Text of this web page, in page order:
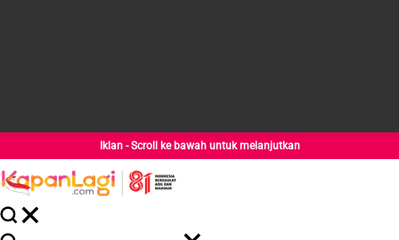
Iklan - Scroll ke bawah untuk melanjutkan